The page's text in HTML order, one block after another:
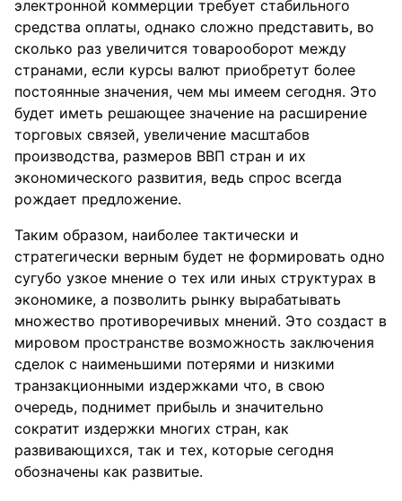
электронной коммерции требует стабильного
средства оплаты, однако сложно представить, во
сколько раз увеличится товарооборот между
странами, если курсы валют приобретут более
постоянные значения, чем мы имеем сегодня. Это
будет иметь решающее значение на расширение
торговых связей, увеличение масштабов
производства, размеров ВВП стран и их
экономического развития, ведь спрос всегда
рождает предложение.
Таким образом, наиболее тактически и
стратегически верным будет не формировать одно
сугубо узкое мнение о тех или иных структурах в
экономике, а позволить рынку вырабатывать
множество противоречивых мнений. Это создаст в
мировом пространстве возможность заключения
сделок с наименьшими потерями и низкими
транзакционными издержками что, в свою
очередь, поднимет прибыль и значительно
сократит издержки многих стран, как
развивающихся, так и тех, которые сегодня
обозначены как развитые.